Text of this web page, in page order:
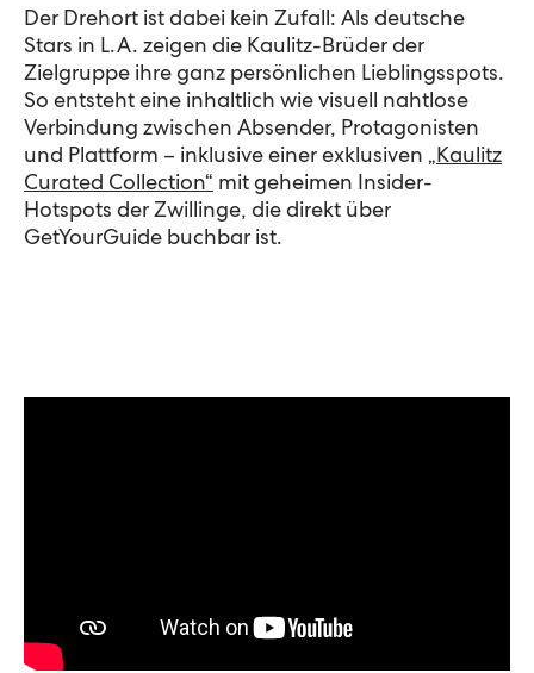
Der Drehort ist dabei kein Zufall: Als deutsche
Stars in L.A. zeigen die Kaulitz-Brüder der
Zielgruppe ihre ganz persönlichen Lieblingsspots.
So entsteht eine inhaltlich wie visuell nahtlose
Verbindung zwischen Absender, Protagonisten
und Plattform – inklusive einer exklusiven „Kaulitz
Curated Collection“ mit geheimen Insider-
Hotspots der Zwillinge, die direkt über
GetYourGuide buchbar ist.